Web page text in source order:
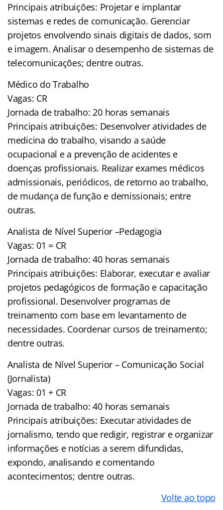
Principais atribuições: Projetar e implantar
sistemas e redes de comunicação. Gerenciar
projetos envolvendo sinais digitais de dados, som
e imagem. Analisar o desempenho de sistemas de
telecomunicações; dentre outras.
Médico do Trabalho
Vagas: CR
Jornada de trabalho: 20 horas semanais
Principais atribuições: Desenvolver atividades de
medicina do trabalho, visando a saúde
ocupacional e a prevenção de acidentes e
doenças profissionais. Realizar exames médicos
admissionais, periódicos, de retorno ao trabalho,
de mudança de função e demissionais; entre
outras.
Analista de Nível Superior –Pedagogia
Vagas: 01 = CR
Jornada de trabalho: 40 horas semanais
Principais atribuições: Elaborar, executar e avaliar
projetos pedagógicos de formação e capacitação
profissional. Desenvolver programas de
treinamento com base em levantamento de
necessidades. Coordenar cursos de treinamento;
dentre outras.
Analista de Nível Superior – Comunicação Social
(Jornalista)
Vagas: 01 + CR
Jornada de trabalho: 40 horas semanais
Principais atribuições: Executar atividades de
jornalismo, tendo que redigir, registrar e organizar
informações e notícias a serem difundidas,
expondo, analisando e comentando
acontecimentos; dentre outras.
Volte ao topo